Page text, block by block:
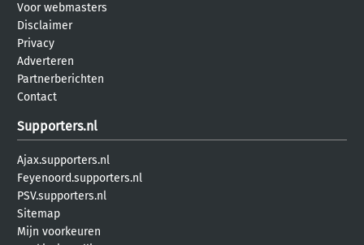
Voor webmasters
Disclaimer
Privacy
Adverteren
Partnerberichten
Contact
Supporters.nl
Ajax.supporters.nl
Feyenoord.supporters.nl
PSV.supporters.nl
Sitemap
Mijn voorkeuren